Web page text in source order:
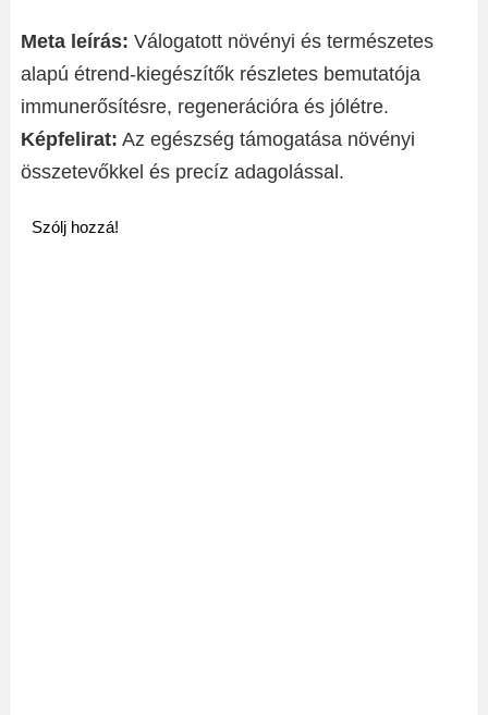
Meta leírás: Válogatott növényi és természetes
alapú étrend-kiegészítők részletes bemutatója
immunerősítésre, regenerációra és jólétre.
Képfelirat: Az egészség támogatása növényi
összetevőkkel és precíz adagolással.
Szólj hozzá!